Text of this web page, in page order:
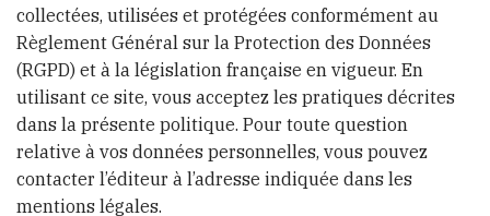
collectées, utilisées et protégées conformément au
Règlement Général sur la Protection des Données
(RGPD) et à la législation française en vigueur. En
utilisant ce site, vous acceptez les pratiques décrites
dans la présente politique. Pour toute question
relative à vos données personnelles, vous pouvez
contacter l’éditeur à l’adresse indiquée dans les
mentions légales.